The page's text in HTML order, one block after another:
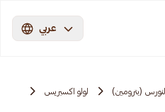
عربي
النورس (بترومين)
لولو اكسبريس